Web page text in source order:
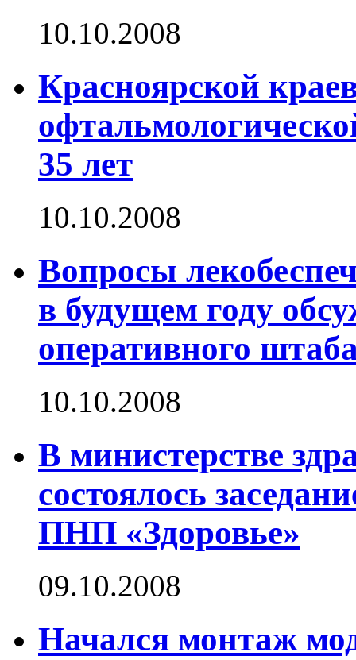
10.10.2008
Красноярской
35 лет
10.10.2008
Вопросы
в будущем году
оперативного
10.10.2008
В министерстве
состоялось
ПНП «Здоровье»
09.10.2008
Начался монтаж